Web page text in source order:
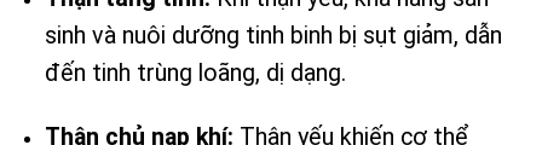
sinh và nuôi dưỡng tinh binh bị sụt giảm, dẫn
đến tinh trùng loãng, dị dạng.
Thận chủ nạp khí: Thận yếu khiến cơ thể